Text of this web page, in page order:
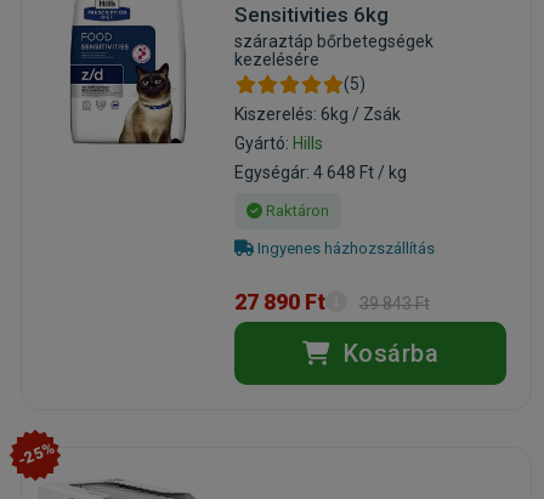
Sensitivities 6kg
száraztáp bőrbetegségek
kezelésére
(5)
Kiszerelés: 6kg / Zsák
Gyártó: Hills
Egységár: 4 648 Ft / kg
Raktáron
Ingyenes házhozszállítás
27 890 Ft 39 843 Ft
Kosárba
-25%